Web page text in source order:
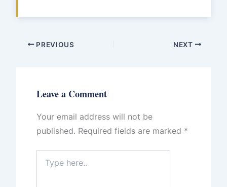
PREVIOUS NEXT
Leave a Comment
Your email address will not be
published. Required fields are marked *
here..